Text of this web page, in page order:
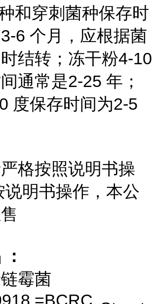
和穿刺菌种保存时
6 个月，应根据菌
结转；冻干粉4-10
通常是2-25 年；
度保存时间为2-5
格按照说明书操
说明书操作，本公
霉菌
=BCRC